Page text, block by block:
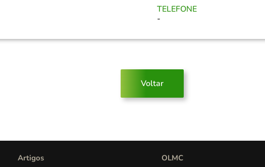
TELEFONE
-
Voltar
Artigos OLMC